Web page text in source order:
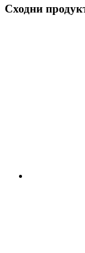
Сходни